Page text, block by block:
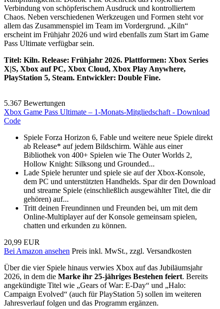
Verbindung von schöpferischem Ausdruck und kontrolliertem
Chaos. Neben verschiedenen Werkzeugen und Formen steht vor
allem das Zusammenspiel im Team im Vordergrund. „Kiln“
erscheint im Frühjahr 2026 und wird ebenfalls zum Start im Game
Pass Ultimate verfügbar sein.
Titel: Kiln. Release: Frühjahr 2026. Plattformen: Xbox Series
X|S, Xbox auf PC, Xbox Cloud, Xbox Play Anywhere,
PlayStation 5, Steam. Entwickler: Double Fine.
5.367 Bewertungen
Xbox Game Pass Ultimate – 1-Monats-Mitgliedschaft - Download
Code
Spiele Forza Horizon 6, Fable und weitere neue Spiele direkt
ab Release* auf jedem Bildschirm. Wähle aus einer
Bibliothek von 400+ Spielen wie The Outer Worlds 2,
Hollow Knight: Silksong und Grounded...
Lade Spiele herunter und spiele sie auf der Xbox-Konsole,
dem PC und unterstützten Handhelds. Spar dir den Download
und streame Spiele (einschließlich ausgewählter Titel, die dir
gehören) auf...
Tritt deinen Freundinnen und Freunden bei, um mit dem
Online-Multiplayer auf der Konsole gemeinsam spielen,
chatten und erkunden zu können.
20,99 EUR
Bei Amazon ansehen Preis inkl. MwSt., zzgl. Versandkosten
Über die vier Spiele hinaus verwies Xbox auf das Jubiläumsjahr
2026, in dem die Marke ihr 25-jähriges Bestehen feiert. Bereits
angekündigte Titel wie „Gears of War: E-Day“ und „Halo:
Campaign Evolved“ (auch für PlayStation 5) sollen im weiteren
Jahresverlauf folgen und das Programm ergänzen.